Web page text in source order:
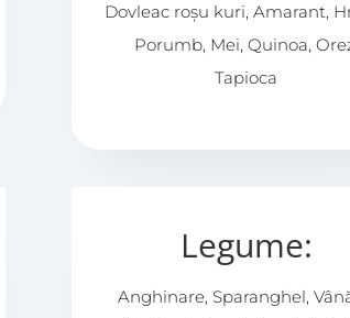
Dovleac roșu kuri, Amarant,
Porumb, Mei, Quinoa,
Tapioca
Legume:
Anghinare, Sparanghel,